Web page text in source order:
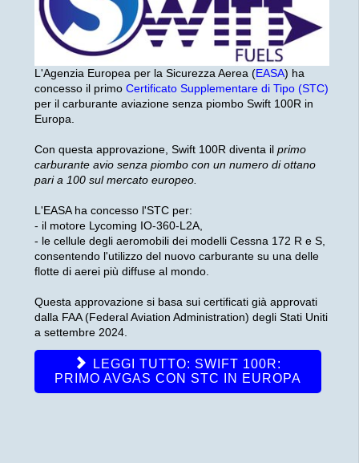
L'Agenzia Europea per la Sicurezza Aerea (EASA) ha
concesso il primo Certificato Supplementare di Tipo (STC)
per il carburante aviazione senza piombo Swift 100R in
Europa.
Con questa approvazione, Swift 100R diventa il primo
carburante avio senza piombo con un numero di ottano
pari a 100 sul mercato europeo.
L'EASA ha concesso l'STC per:
- il motore Lycoming IO-360-L2A,
- le cellule degli aeromobili dei modelli Cessna 172 R e S,
consentendo l'utilizzo del nuovo carburante su una delle
flotte di aerei più diffuse al mondo.
Questa approvazione si basa sui certificati già approvati
dalla FAA (Federal Aviation Administration) degli Stati Uniti
a settembre 2024.
LEGGI TUTTO: SWIFT 100R:
PRIMO AVGAS CON STC IN EUROPA